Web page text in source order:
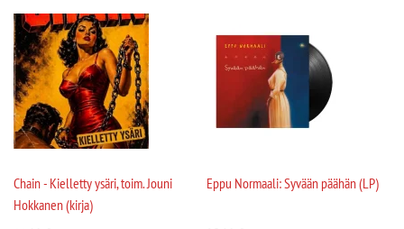
Chain - Kielletty ysäri, toim. Jouni
Hokkanen (kirja)
Eppu Normaali: Syvään päähän (LP)